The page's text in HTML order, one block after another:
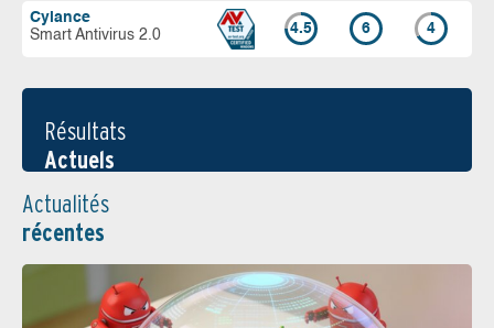
Cylance
Smart Antivirus 2.0
4.5 6 4
Résultats
Actuels
Actualités
récentes